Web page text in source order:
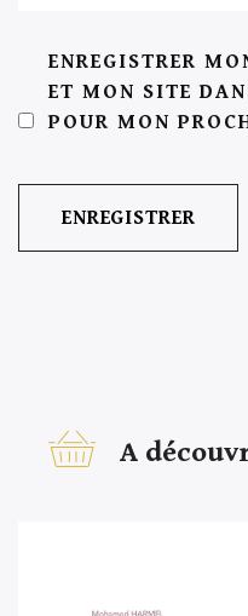
ENREGISTRER
ET MON SITE
POUR MON
A